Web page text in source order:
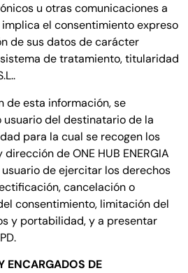
u otras comunicaciones a
implica el consentimiento expreso
de sus datos de carácter
de tratamiento, titularidad
de esta información, se
del destinatario de la
para la cual se recogen los
de ONE HUB ENERGIA
de ejercitar los derechos
cancelación o
consentimiento, limitación del
y portabilidad, y a presentar
ENCARGADOS DE